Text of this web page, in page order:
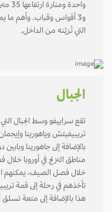
واحدة
و3 أقواس وقباب. وأهم ما
التي تُزيّنه من الداخل.
الجبال
تقع سراييفو وسط الجبال التي
تريبيفيتش وياهورينا وإيجمان
بالإضافة إلى جاهورينا
مناطق التزلج في أوروبا خلال
خلال فصل الصيف، يمكنهم
تأخذهم في رحلة إلى قمة
هذا بالإضافة إلى متعة تسلق